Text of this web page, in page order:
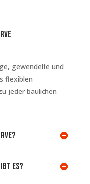
gewendelte und
flexiblen
jeder baulichen
es?